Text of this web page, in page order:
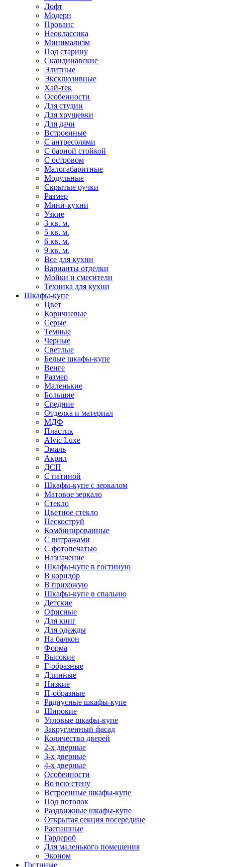
Лофт
Модерн
Прованс
Неоклассика
Минимализм
Под старину
Скандинавские
Элитные
Эксклюзивные
Хай-тек
Особенности
Для студии
Для хрущевки
Для дачи
Встроенные
С антресолями
С барной стойкой
С островом
Малогабаритные
Модульные
Скрытые ручки
Размер
Мини-кухни
Узкие
3 кв. м.
5 кв. м.
6 кв. м.
9 кв. м.
Все для кухни
Варианты отделки
Мойки и смесители
Техника для кухни
Шкафы-купе
Цвет
Коричневые
Серые
Темные
Черные
Светлые
Белые шкафы-купе
Венге
Размер
Маленькие
Большие
Средние
Отделка и материал
МДФ
Пластик
Alvic Luxe
Эмаль
Акрил
ДСП
С патиной
Шкафы-купе с зеркалом
Матовое зеркало
Стекло
Цветное стекло
Пескоструй
Комбинированные
С витражами
С фотопечатью
Назначение
Шкафы-купе в гостиную
В коридор
В прихожую
Шкафы-купе в спальню
Детские
Офисные
Для книг
Для одежды
На балкон
Форма
Высокие
Г-образные
Длинные
Низкие
П-образные
Радиусные шкафы-купе
Широкие
Угловые шкафы-купе
Закругленный фасад
Количество дверей
2-х дверные
3-х дверные
4-х дверные
Особенности
Во всю стену
Встроенные шкафы-купе
Под потолок
Раздвижные шкафы-купе
Открытая секция посередине
Распашные
Гардероб
Для маленького помещения
Эконом
Гостиные